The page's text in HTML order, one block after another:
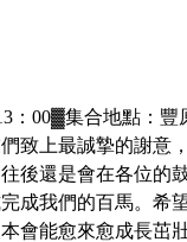
： 00▓集合地點：豐
致上最誠摯的謝
後還是會在各位
成我們的百馬。
會能愈來愈成長茁壯